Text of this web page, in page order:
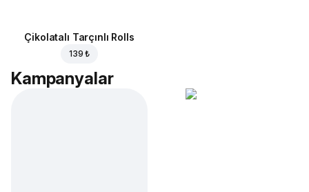
Çikolatalı Tarçınlı Rolls
139 ₺
Kampanyalar